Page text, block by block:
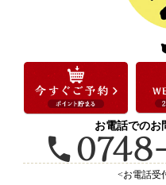
お電話でのお
<お電話受
お祝い・ハレの日
法事・法要
接待・おもてなし
会議・セミナー弁当